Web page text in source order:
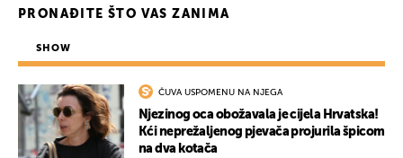
PRONAĐITE ŠTO VAS ZANIMA
SHOW
ČUVA USPOMENU NA NJEGA
Njezinog oca obožavala je cijela Hrvatska!
Kći neprežaljenog pjevača projurila špicom
na dva kotača